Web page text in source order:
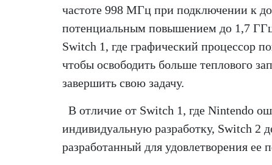
частоте 998 МГц при подключении к
потенциальным повышением до 1,7
Switch 1, где графический процессор
чтобы освободить больше теплового
завершить свою задачу.
В отличие от Switch 1, где Nintendo
индивидуальную разработку, Switch 2
разработанный для удовлетворения ее